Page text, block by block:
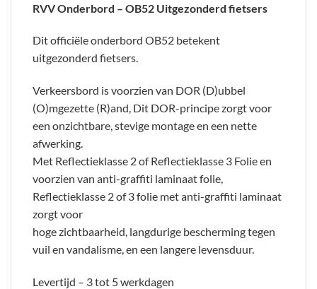
RVV Onderbord – OB52 Uitgezonderd fietsers
Dit officiële onderbord OB52 betekent
uitgezonderd fietsers.
Verkeersbord is voorzien van DOR (D)ubbel
(O)mgezette (R)and, Dit DOR-principe zorgt voor
een onzichtbare, stevige montage en een nette
afwerking.
Met Reflectieklasse 2 of Reflectieklasse 3 Folie en
voorzien van anti-graffiti laminaat folie,
Reflectieklasse 2 of 3 folie met anti-graffiti laminaat
zorgt voor
hoge zichtbaarheid, langdurige bescherming tegen
vuil en vandalisme, en een langere levensduur.
Levertijd – 3 tot 5 werkdagen